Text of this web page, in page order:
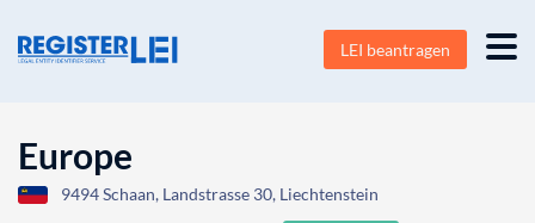
LEI beantragen
Europe
9494 Schaan, Landstrasse 30, Liechtenstein